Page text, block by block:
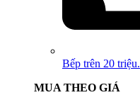
Bếp trên 20 triệu.
MUA THEO GIÁ